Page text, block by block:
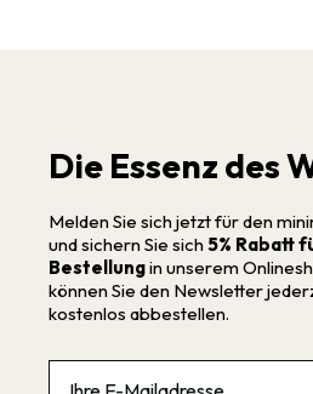
Die Essenz des
Melden Sie sich jetzt für den
und sichern Sie sich 5% Rabatt
Bestellungin unserem
können Sie den Newsletter
kostenlos abbestellen.